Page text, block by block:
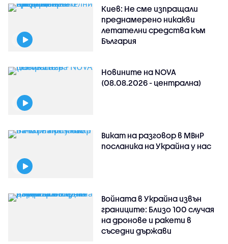
Киев: Не сме изпращали
преднамерено никакви
летателни средства към
България
Новините на NOVA
(08.08.2026 - централна)
Викат на разговор в МВнР
посланика на Украйна у нас
Войната в Украйна извън
границите: Близо 100 случая
на дронове и ракети в
съседни държави